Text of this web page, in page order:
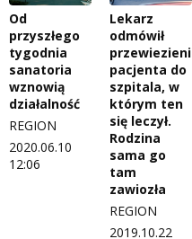
Od
przyszłego
tygodnia
sanatoria
wznowią
działalność
REGION
2020.06.10
12:06
Lekarz
odmówił
przewiezienia
pacjenta do
szpitala, w
którym ten
się leczył.
Rodzina
sama go
tam
zawiozła
REGION
2019.10.22